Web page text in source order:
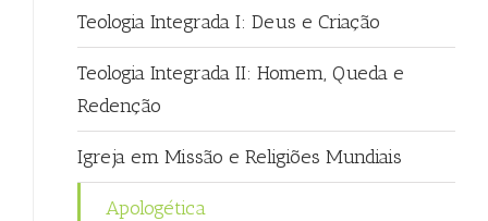
Teologia Integrada I: Deus e Criação
Teologia Integrada II: Homem, Queda e
Redenção
Igreja em Missão e Religiões Mundiais
Apologética